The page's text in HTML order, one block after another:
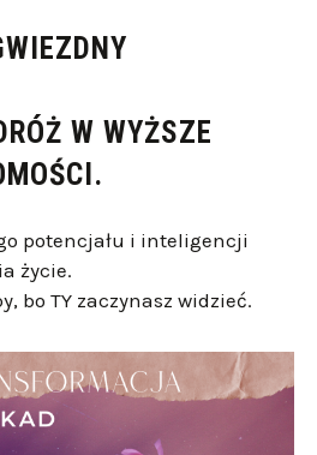
W WYŻSZE
potencjału i inteligencji
życie.
bo TY zaczynasz widzieć.